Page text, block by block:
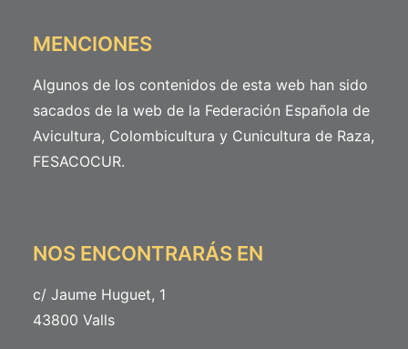
MENCIONES
Algunos de los contenidos de esta web han sido
sacados de la web de la Federación Española de
Avicultura, Colombicultura y Cunicultura de Raza,
FESACOCUR.
NOS ENCONTRARÁS EN
c/ Jaume Huguet, 1
43800 Valls